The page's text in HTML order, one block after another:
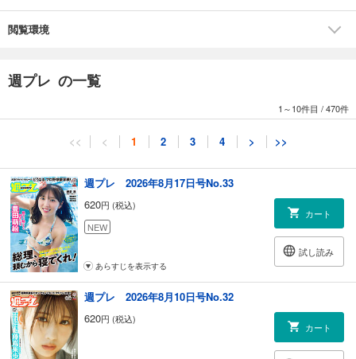
「高額療養費制度」の見直しが迷走を続けるワケ
【広告】江原 啓之／鎌田 東二『未来が視えない！どうしてこんなに通じ
長渕剛の存在証明。長渕剛写真集『骨 BONE』2025年4月21日（月）全国
『キン肉マン』ゆでたまご
同時発売!!
市川紗椰のライクの森
wPB COVER GIRL INTERVIEW 表紙の美女 新谷姫加
爆笑問題の笑えるニュース解説
モーリー・ロバートソンの挑発的ニッポン革命計画
真実のニッポン／橘 玲
坂口孝則の経済ニュースのバックヤード
坂本慎太郎の街歩き投資ラボ
リリー・フランキーの人生相談 シーズン2
オール巨人の劇場漫才師の流儀
最強すぎる18歳 一ノ瀬瑠菜(Charlotte)
格闘漫画『TOUGH外伝 龍を継ぐ男』猿渡哲也
閲覧環境
週プレ の一覧
1～10件目 /470件
<< < 1 2 3 4 > >>
週プレ 2026年8月17日号No.33
620円 (税込)
NEW
カート
試し読み
あらすじを表示する
週プレ 2026年8月10日号No.32
620円 (税込)
カート